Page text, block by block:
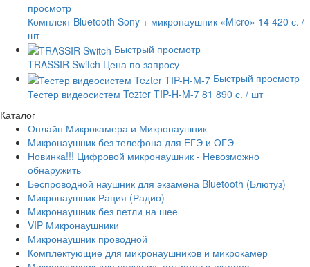
просмотр
Комплект Bluetooth Sony + микронаушник «Micro» 14 420 с. /
шт
Быстрый просмотр
TRASSIR Switch Цена по запросу
Быстрый просмотр
Тестер видеосистем Tezter TIP-H-M-7 81 890 с. / шт
Каталог
Онлайн Микрокамера и Микронаушник
Микронаушник без телефона для ЕГЭ и ОГЭ
Новинка!!! Цифровой микронаушник - Невозможно
обнаружить
Беспроводной наушник для экзамена Bluetooth (Блютуз)
Микронаушник Рация (Радио)
Микронаушник без петли на шее
VIP Микронаушники
Микронаушник проводной
Комплектующие для микронаушников и микрокамер